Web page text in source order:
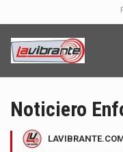
Noticiero